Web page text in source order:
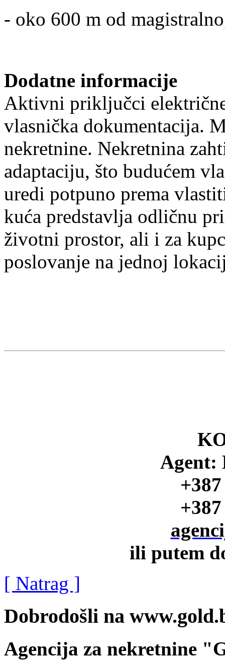
- oko 600 m od
Dodatne informacije
Aktivni priključci
vlasnička dokumentacija.
nekretnine. Nekretnina
adaptaciju, što budućem
uredi potpuno prema
kuća predstavlja odličnu
životni prostor, ali i za
poslovanje na jednoj
Agent:
ili putem
[ Natrag ]
Dobrodošli na
Agencija za nekretnine